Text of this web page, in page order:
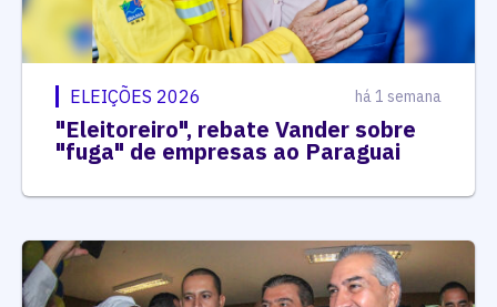
ELEIÇÕES 2026 há 1 semana
"Eleitoreiro", rebate Vander sobre
"fuga" de empresas ao Paraguai